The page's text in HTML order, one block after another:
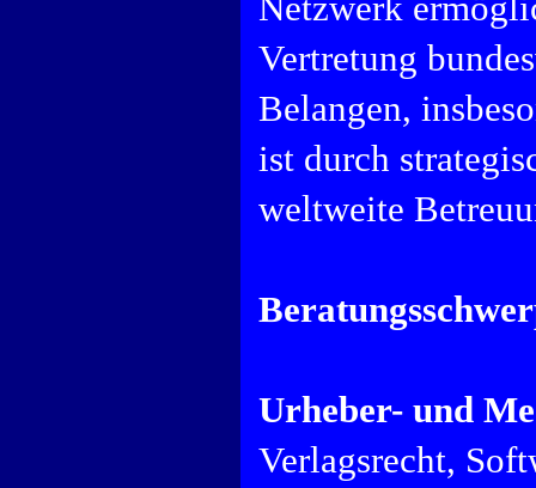
Vertretung
Belangen,
ist durch
weltweite
Urheber- und
Verlagsrecht,